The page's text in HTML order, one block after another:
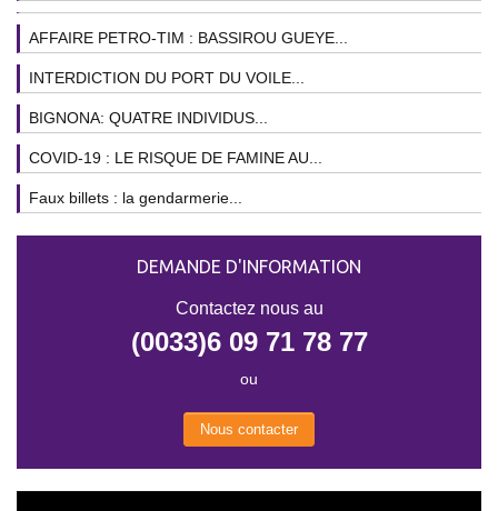
AFFAIRE PETRO-TIM : BASSIROU GUEYE...
INTERDICTION DU PORT DU VOILE...
BIGNONA: QUATRE INDIVIDUS...
COVID-19 : LE RISQUE DE FAMINE AU...
Faux billets : la gendarmerie...
DEMANDE D'INFORMATION
Contactez nous au
(0033)6 09 71 78 77
ou
Nous contacter